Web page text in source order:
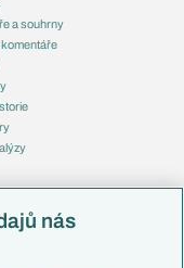
a souhrny
komentáře
nás